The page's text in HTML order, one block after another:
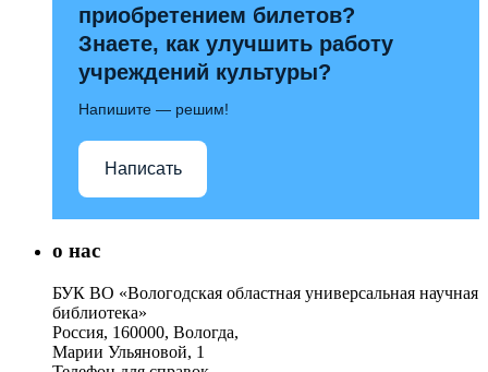
приобретением билетов?
Знаете, как улучшить работу
учреждений культуры?
Напишите — решим!
Написать
о нас
БУК ВО «Вологодская областная универсальная научная
библиотека»
Россия, 160000, Вологда,
Марии Ульяновой, 1